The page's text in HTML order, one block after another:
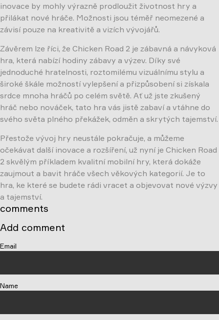
inovace by mohly výrazně prodloužit životnost hry a
přilákat nové hráče. Možnosti jsou téměř neomezené a
závisí pouze na kreativitě a vizích vývojářů.
Závěrem lze říci, že Chicken Road 2 je zábavná a návyková
hra, která nabízí hodiny zábavy a výzev. Díky své
jednoduché hratelnosti, roztomilému vizuálnímu stylu a
široké škále možností vylepšení a přizpůsobení si získala
srdce mnoha hráčů po celém světě. Ať už jste zkušený
hráč nebo nováček, tato hra vás jistě zabaví a vtáhne do
svého světa plného překážek, odměn a skrytých tajemství.
Přestože vývoj hry neustále pokračuje, a můžeme
očekávat další inovace a rozšíření, už nyní je Chicken Road
2 skvělým příkladem kvalitní mobilní hry, která dokáže
zaujmout a bavit hráče všech věkových kategorií. Je to
hra, ke které se budete rádi vracet a objevovat nové výzvy
a tajemství.
comments
Add comment
Email
Name